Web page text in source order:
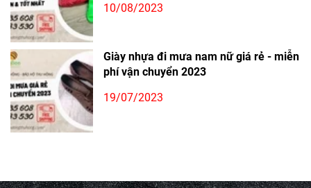
10/08/2023
Giày nhựa đi mưa nam nữ giá rẻ - miễn
phí vận chuyển 2023
19/07/2023